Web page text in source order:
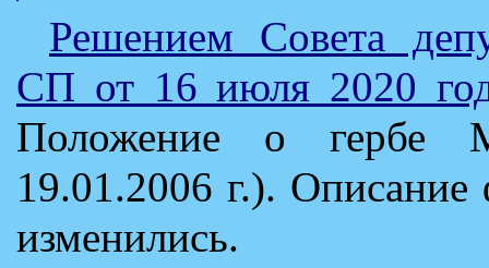
Решением Совета
СП от 16 июля 2020
Положение о гербе
19.01.2006 г.).
изменились.